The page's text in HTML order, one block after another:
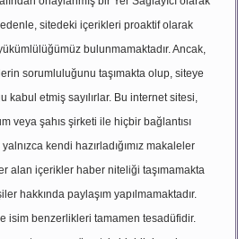
sitedeki içerikleri proaktif olarak
bulunmamaktadır. Ancak,
sorumluluğunu taşımakta olup, siteye
kabul etmiş sayılırlar. Bu internet sitesi,
veya şahıs şirketi ile hiçbir bağlantısı
kendi hazırladığımız makaleler
alan içerikler haber niteliği taşımamakta
hakkında paylaşım yapılmamaktadır.
isim benzerlikleri tamamen tesadüfidir.